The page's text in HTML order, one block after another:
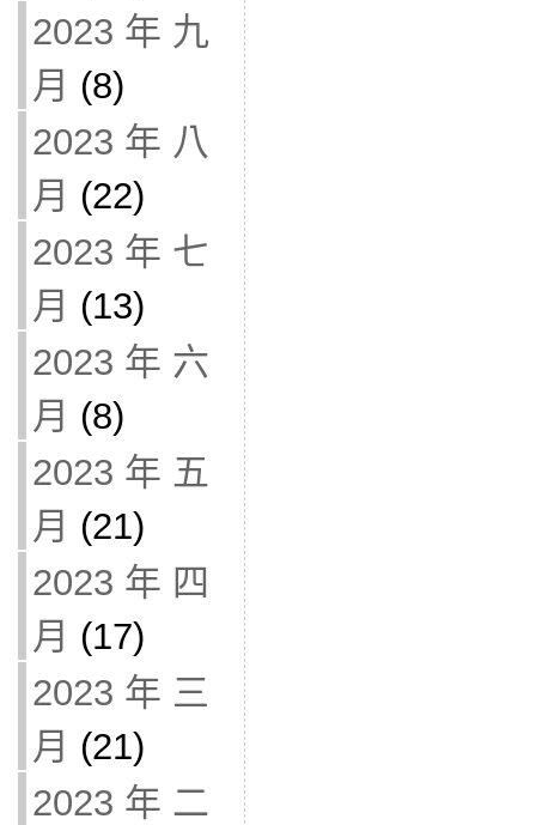
2023 年 九
月 (8)
2023 年 八
月 (22)
2023 年 七
月 (13)
2023 年 六
月 (8)
2023 年 五
月 (21)
2023 年 四
月 (17)
2023 年 三
月 (21)
2023 年 二